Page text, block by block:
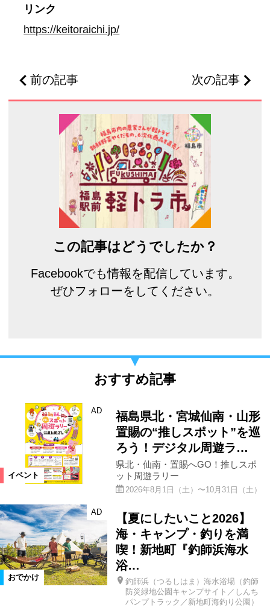
リンク
https://keitoraichi.jp/
前の記事 次の記事
この記事はどうでしたか？
Facebookでも情報を配信しています。
ぜひフォローをしてください。
おすすめ記事
イベント
AD
福島県北・宮城仙南・山形
置賜の“推しスポット”を巡
ろう！デジタル周遊ラ…
県北・仙南・置賜へGO！推しスポ
ット周遊ラリー
2026年8月1日（土）〜10月31日（土）
おでかけ
AD
【夏にしたいこと2026】
海・キャンプ・釣りを満
喫！新地町『釣師浜海水
浴…
釣師浜（つるしはま）海水浴場（釣師
防災緑地公園キャンプサイト／しんち
パンプトラック／新地町海釣り公園）